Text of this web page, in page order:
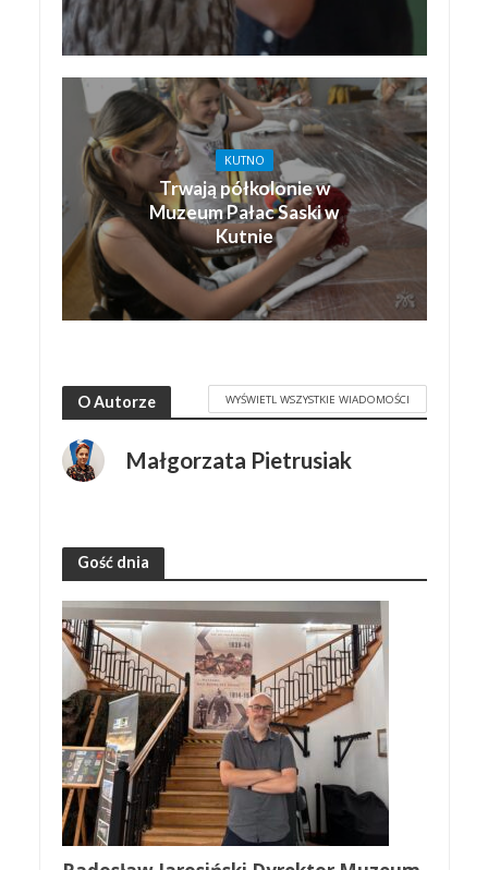
KUTNO
Trwają półkolonie w
Muzeum Pałac Saski w
Kutnie
O Autorze WYŚWIETL WSZYSTKIE WIADOMOŚCI
Małgorzata Pietrusiak
Gość dnia